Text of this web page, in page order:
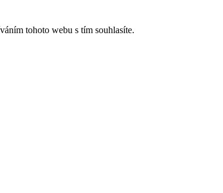
tohoto webu s tím souhlasíte.